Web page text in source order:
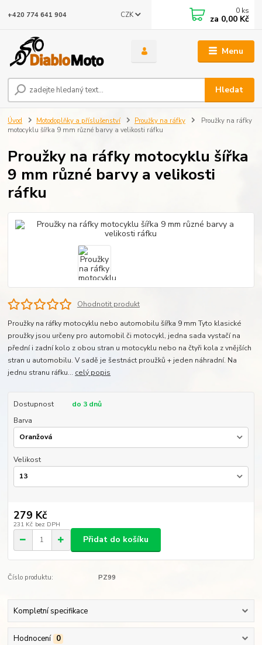
Menu
CZK
Hledat
+420 774 641 904 0 ks
za 0,00 Kč
Úvod Motodoplňky a příslušenství Proužky na ráfky
Proužky na ráfky
motocyklu šířka 9 mm různé barvy a velikosti ráfku
Proužky na ráfky motocyklu šířka
9 mm různé barvy a velikosti
ráfku
Ohodnotit produkt
Proužky na ráfky motocyklu nebo automobilu šířka 9 mm Tyto klasické
proužky jsou určeny pro automobil či motocykl, jedna sada vystačí na
přední i zadní kolo z obou stran u motocyklu nebo na čtyři kola z vnějších
stran u automobilu. V sadě je šestnáct proužků + jeden náhradní. Na
jednu stranu ráfku... celý popis
Dostupnost
do 3 dnů
Barva
Velikost
279 Kč
231 Kč bez DPH
Přidat do košíku
Číslo produktu: PZ99
Kompletní specifikace
Hodnocení 0